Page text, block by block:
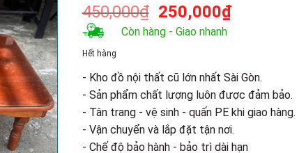
450,000₫ Giá
gốc
là:
250,000₫Giá
250,000₫.
Còn hàng - Giao nhanh
Hết hàng
- Kho đồ nội thất cũ lớn nhất Sài Gòn.
- Sản phẩm chất lượng luôn được đảm bảo.
- Tân trang - vệ sinh - quấn PE khi giao hàng.
- Vận chuyển và lắp đặt tận nơi.
- Chế độ bảo hành - bảo trì dài hạn